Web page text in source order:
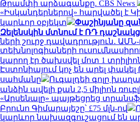
Թրամփի արձագանքը. CBS News
«Իսկանդերներով» հարվածել է
կարևոր օբյեկտ
Փաշինյանը
Զելենսկին մտնում է ՌԴ
ների շուրջ դավադրություն․ ԱՄՆ-
տեխնոլոգիաների
կարող էր ծախսվել մոտ 1
Էստոնիայում կոչ են արել
սահմանը
Ուգալդեի գոլը
անձին ավելի քան 2,5 միլիոն
«Արսենալը» պայթեցրեց
Բրունո Գիմարայեշը՝ £75 մլն-ով
կարևոր նախազգուշացում են